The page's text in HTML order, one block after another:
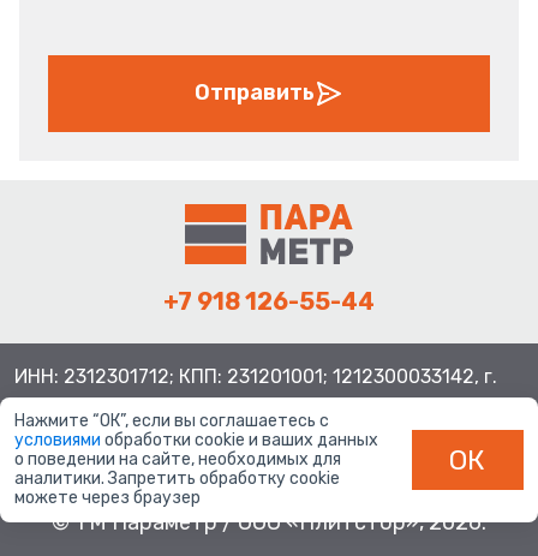
Отправить
+7 918 126-55-44
ИНН: 2312301712; КПП: 231201001; 1212300033142, г.
Краснодар ул. Просторная, 21, индекс 350080
© ТМ Параметр / ООО «Плитстор», 2026.
Нажмите “ОК”, если вы соглашаетесь с
условиями обработки cookie и ваших данных
о поведении на сайте, необходимых для
аналитики. Запретить обработку cookie
можете через браузер
ОК